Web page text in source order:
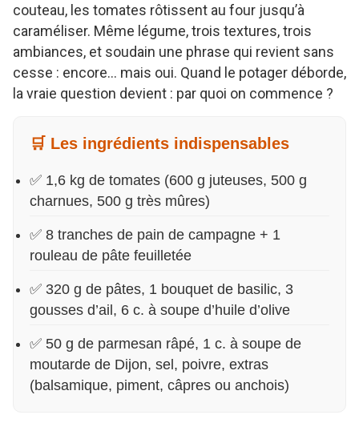
couteau, les tomates rôtissent au four jusqu’à
caraméliser. Même légume, trois textures, trois
ambiances, et soudain une phrase qui revient sans
cesse : encore… mais oui. Quand le potager déborde,
la vraie question devient : par quoi on commence ?
🛒 Les ingrédients indispensables
✅ 1,6 kg de tomates (600 g juteuses, 500 g
charnues, 500 g très mûres)
✅ 8 tranches de pain de campagne + 1
rouleau de pâte feuilletée
✅ 320 g de pâtes, 1 bouquet de basilic, 3
gousses d’ail, 6 c. à soupe d’huile d’olive
✅ 50 g de parmesan râpé, 1 c. à soupe de
moutarde de Dijon, sel, poivre, extras
(balsamique, piment, câpres ou anchois)